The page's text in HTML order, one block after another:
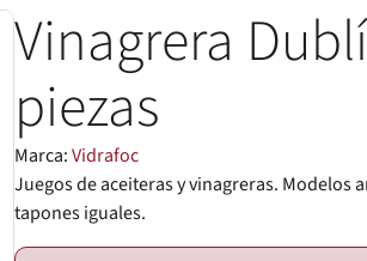
Vinagrera
piezas
Marca:Vidrafoc
Juegos de aceiteras y vinagreras. Modelos
tapones iguales.